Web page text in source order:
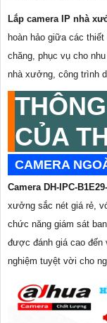
Lắp camera IP nhà
hoàn hảo giữa các
chăng, phục vụ cho
nhà xưởng, công trình
CỦA
CAMERA
Camera DH-IPC-
xưởng sắc nét giá rẻ,
chức năng giám sát
được đánh giá cao đến
nghiệm tuyệt vời cho